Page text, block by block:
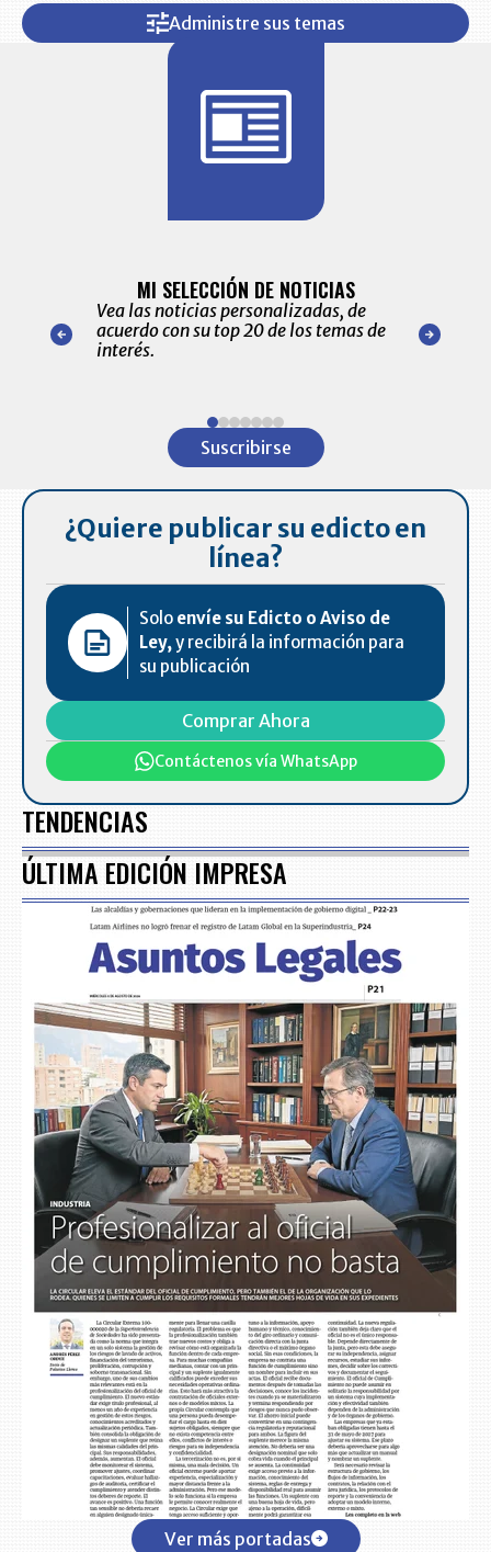
Administre sus temas
nuestro
para
MI SELECCIÓN DE NOTICIAS
Vea las noticias personalizadas, de
acuerdo con su top 20 de los temas de
interés.
de las
Suscribirse
¿Quiere publicar su edicto en
línea?
Solo envíe su Edicto o Aviso de
Ley,y recibirá la información para
su publicación
Comprar Ahora
Contáctenos vía WhatsApp
TENDENCIAS
ÚLTIMA EDICIÓN IMPRESA
Ver más portadas